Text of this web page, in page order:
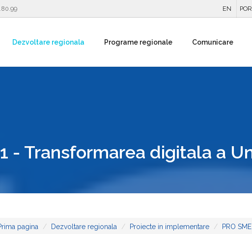
EN
Dezvoltare regionala Programe regionale Comunicare
- Transformarea digitala a
pagina Dezvoltare regionala Proiecte in implementare PRO SME